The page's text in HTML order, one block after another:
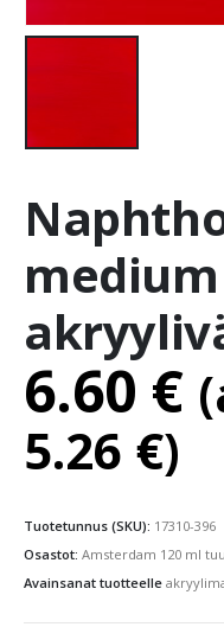
medium
6.60 €
5.26 €)
Tuotetunnus (SKU): 17310-396
Osastot: Amsterdam 120 ml
Avainsanat tuotteelle